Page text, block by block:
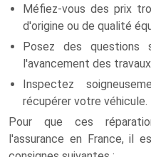
Méfiez-vous des prix
d'origine ou de qualité
Posez des questions
l'avancement des
Inspectez
récupérer votre véhicule.
Pour que ces
l'assurance en France, il